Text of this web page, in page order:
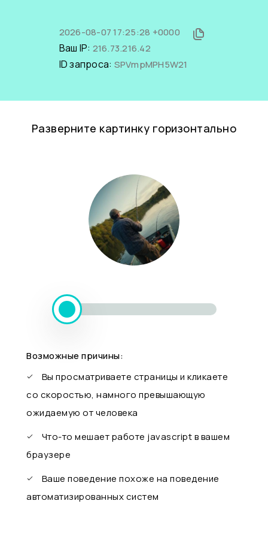
2026-08-07 17:25:28 +0000
Ваш IP: 216.73.216.42
ID запроса: SPVmpMPH5W21
Разверните картинку горизонтально
Возможные причины:
Вы просматриваете страницы и кликаете
со скоростью, намного превышающую
ожидаемую от человека
Что-то мешает работе javascript в вашем
браузере
Ваше поведение похоже на поведение
автоматизированных систем